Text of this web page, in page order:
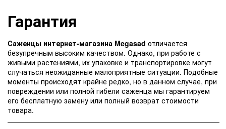
Гарантия
Саженцы интернет-магазина Megasad отличается
безупречным высоким качеством. Однако, при работе с
живыми растениями, их упаковке и транспортировке могут
случаться неожиданные малоприятные ситуации. Подобные
моменты происходят крайне редко, но в данном случае, при
повреждении или полной гибели саженца мы гарантируем
его бесплатную замену или полный возврат стоимости
товара.